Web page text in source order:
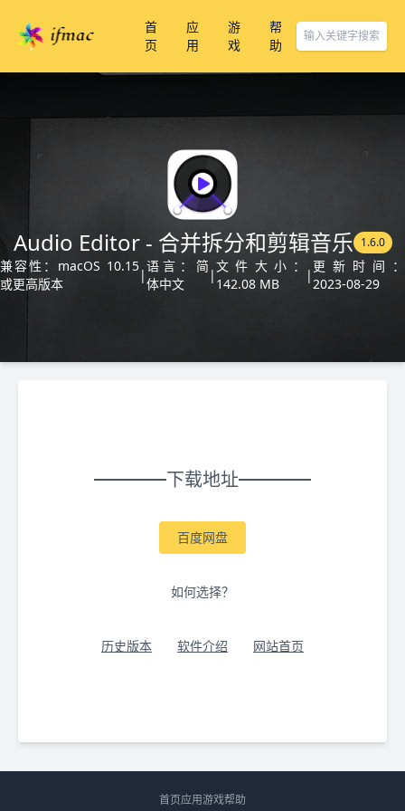
首
页
应
用
游
戏
帮
助
Audio Editor - 合并拆分和剪辑音乐 1.6.0
兼容性：macOS 10.15
或更高版本
|
语言：简
体中文
|
文件大小：
142.08 MB
|
更新时间：
2023-08-29
下载地址
百度网盘
如何选择？
历史版本 软件介绍 网站首页
首页应用游戏帮助